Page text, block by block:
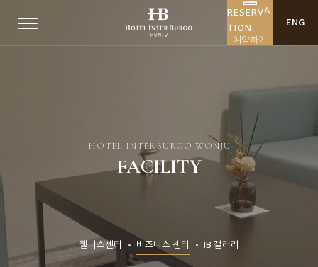
RESERVA
TION
예약하기
ENG
HOTEL INTERBURGO WONJU
FACILITY
웰니스센터 비즈니스 센터 IB 갤러리